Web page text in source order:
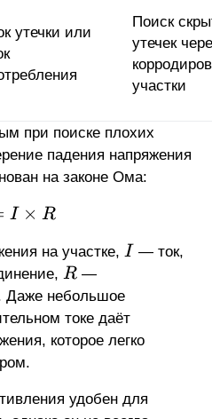
утечки или
Поиск
утечек
участки
при поиске плохих
падения напряжения
на законе Ома:
U = I \times R
I × R
на участке,I
I — ток,
R
R —
Даже небольшое
токе даёт
которое легко
удобен для